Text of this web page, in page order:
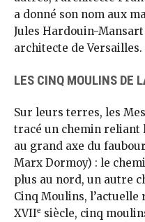
a donné son nom aux
Jules Hardouin-
architecte de Versailles.
LES CINQ MOULINS DE
Sur leurs terres, les
tracé un chemin reliant
au grand axe du
Marx Dormoy) : le
plus au nord, un autre
Cinq Moulins, l’actuelle
XVIIe siècle, cinq